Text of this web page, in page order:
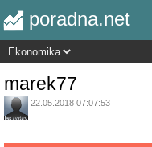
poradna.net
marek77
22.05.2018 07:07:53